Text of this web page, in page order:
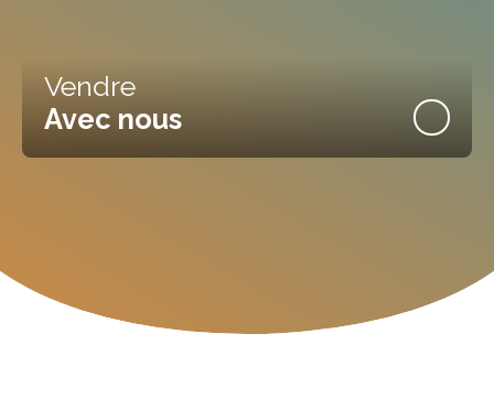
Vendre
Avec nous